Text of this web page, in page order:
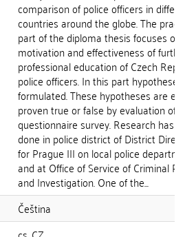
comparison of police officers in
countries around the globe. The
part of the diploma thesis focuses on
motivation and effectiveness of
professional education of Czech
police officers. In this part
formulated. These hypotheses are
proven true or false by evaluation of
questionnaire survey. Research has
done in police district of District
for Prague III on local police
and at Office of Service of Criminal
and Investigation. One of the...
Čeština